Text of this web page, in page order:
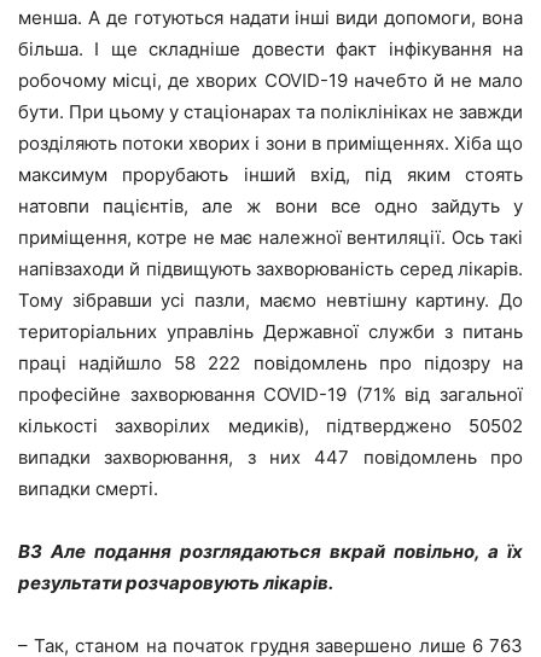
менша. А де готуються надати інші види допомоги, вона
більша. І ще складніше довести факт інфікування на
робочому місці, де хворих COVID-19 начебто й не мало
бути. При цьому у стаціонарах та поліклініках не завжди
розділяють потоки хворих і зони в приміщеннях. Хіба що
максимум прорубають інший вхід, під яким стоять
натовпи пацієнтів, але ж вони все одно зайдуть у
приміщення, котре не має належної вентиляції. Ось такі
напівзаходи й підвищують захворюваність серед лікарів.
Тому зібравши усі пазли, маємо невтішну картину. До
територіальних управлінь Державної служби з питань
праці надійшло 58 222 повідомлень про підозру на
професійне захворювання COVID-19 (71% від загальної
кількості захворілих медиків), підтверджено 50502
випадки захворювання, з них 447 повідомлень про
випадки смерті.
ВЗ Але подання розглядаються вкрай повільно, а їх
результати розчаровують лікарів.
– Так, станом на початок грудня завершено лише 6 763